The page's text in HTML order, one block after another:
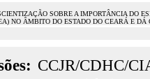
SOBRE A IMPORTÂNCIA DO
NO ÂMBITO DO ESTADO DO CEARÁ E DÁ
CCJR/CDHC/